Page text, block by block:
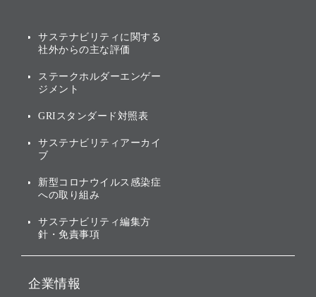
[AI] What dreams are made
その他
グループ企業一覧
業績・財務
アニュアルレポート
株主・投資家情報（IR）に
トップメッセージ
サステナビリティの考え方
ガバナンス
投資先のサステナビリティ
サステナビリティに関する
社外からの主な評価
ステークホルダーエンゲー
ジメント
GRIスタンダード対照表
サステナビリティアーカイ
ブ
新型コロナウイルス感染症
への取り組み
サステナビリティ編集方
針・免責事項
企業情報